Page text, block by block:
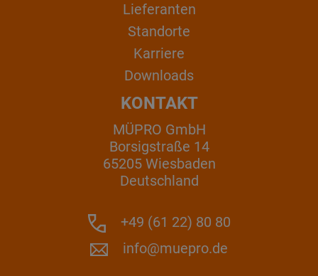
Lieferanten
Standorte
Karriere
Downloads
KONTAKT
MÜPRO GmbH
Borsigstraße 14
65205 Wiesbaden
Deutschland
+49 (61 22) 80 80
info@muepro.de